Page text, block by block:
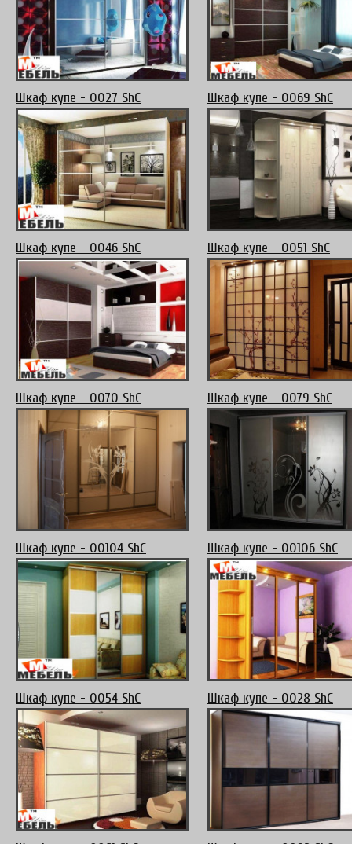
Шкаф купе - 0027 ShC Шкаф купе - 0069 ShC
Шкаф купе - 0046 ShC Шкаф купе - 0051 ShC
Шкаф купе - 0070 ShC Шкаф купе - 0079 ShC
Шкаф купе - 00104 ShC Шкаф купе - 00106 ShC
Шкаф купе - 0054 ShC Шкаф купе - 0028 ShC